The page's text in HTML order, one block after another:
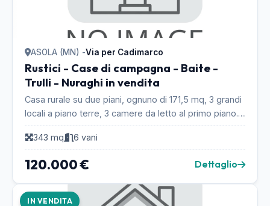
ASOLA (MN) -Via per Cadimarco
Rustici - Case di campagna - Baite -
Trulli - Nuraghi in vendita
Casa rurale su due piani, ognuno di 171,5 mq, 3 grandi
locali a piano terre, 3 camere da letto al primo piano.
Portico adiacente di mq 89, aia e picc...
343 mq
6 vani
120.000 € Dettaglio
IN VENDITA